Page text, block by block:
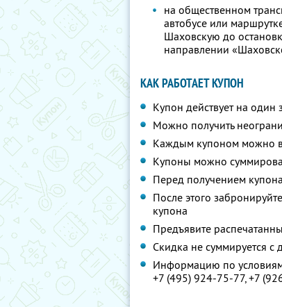
на общественном
автобусе или
Шаховскую до
направлении
КАК РАБОТАЕТ КУПОН
Купон действует на один
Можно получить
Каждым купоном можно
Купоны можно
Перед получением
После этого
купона
Предъявите
Скидка не суммируется
Информацию по
+7 (495) 924-75-77, +7